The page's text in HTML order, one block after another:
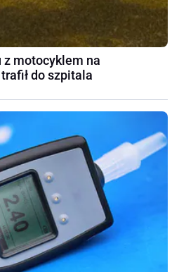
z motocyklem na
do szpitala